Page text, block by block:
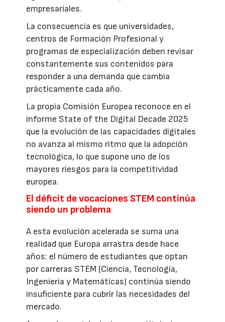
empresariales.
La consecuencia es que universidades,
centros de Formación Profesional y
programas de especialización deben revisar
constantemente sus contenidos para
responder a una demanda que cambia
prácticamente cada año.
La propia Comisión Europea reconoce en el
informe State of the Digital Decade 2025
que la evolución de las capacidades digitales
no avanza al mismo ritmo que la adopción
tecnológica, lo que supone uno de los
mayores riesgos para la competitividad
europea.
El déficit de vocaciones STEM continúa
siendo un problema
A esta evolución acelerada se suma una
realidad que Europa arrastra desde hace
años: el número de estudiantes que optan
por carreras STEM (Ciencia, Tecnología,
Ingeniería y Matemáticas) continúa siendo
insuficiente para cubrir las necesidades del
mercado.